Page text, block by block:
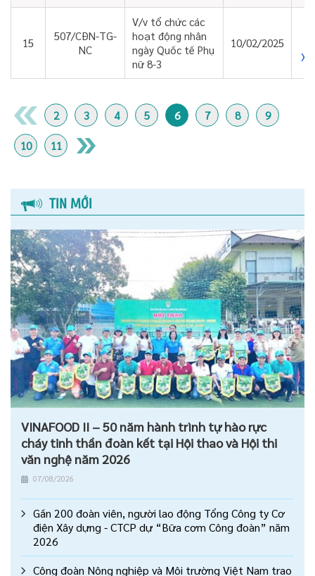
15
507/CĐN-TG-
NC
V/v tổ chức các
hoạt động nhân
ngày Quốc tế Phụ
nữ 8-3
10/02/2025
2 3 4 5 6 7 8 9
10 11
TIN MỚI
VINAFOOD II – 50 năm hành trình tự hào rực
cháy tinh thần đoàn kết tại Hội thao và Hội thi
văn nghệ năm 2026
07/08/2026
Gần 200 đoàn viên, người lao động Tổng Công ty Cơ
điện Xây dựng - CTCP dự “Bữa cơm Công đoàn” năm
2026
Công đoàn Nông nghiệp và Môi trường Việt Nam trao